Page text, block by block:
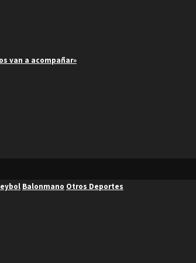
van a acompañar»
Balonmano Otros Deportes